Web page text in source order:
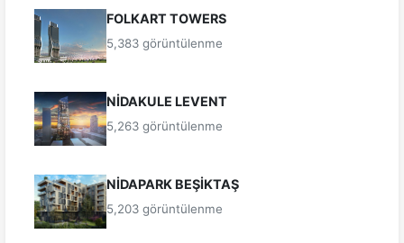
FOLKART TOWERS
5,383 görüntülenme
NİDAKULE LEVENT
5,263 görüntülenme
NİDAPARK BEŞİKTAŞ
5,203 görüntülenme